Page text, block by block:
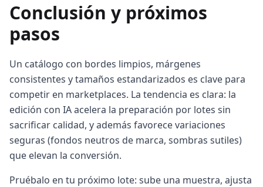
Conclusión y próximos
pasos
Un catálogo con bordes limpios, márgenes
consistentes y tamaños estandarizados es clave para
competir en marketplaces. La tendencia es clara: la
edición con IA acelera la preparación por lotes sin
sacrificar calidad, y además favorece variaciones
seguras (fondos neutros de marca, sombras sutiles)
que elevan la conversión.
Pruébalo en tu próximo lote: sube una muestra, ajusta